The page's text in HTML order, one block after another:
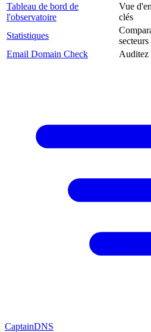
Tableau de bord de
l'observatoire
Vue
clés
Statistiques
secteurs
Email Domain Check
Auditez
CaptainDNS